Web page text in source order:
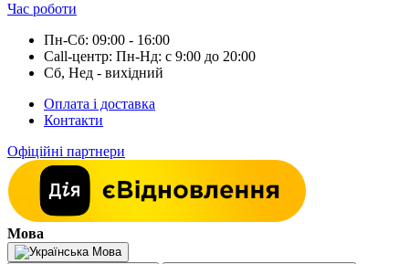
Час роботи
Пн-Сб: 09:00 - 16:00
Call-центр: Пн-Нд: с 9:00 до 20:00
Сб, Нед - вихідний
Оплата і доставка
Контакти
Офіційні партнери
Мова
Мова